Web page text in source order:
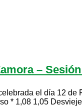
– Sesión
el día 12
* 1,08 1,05